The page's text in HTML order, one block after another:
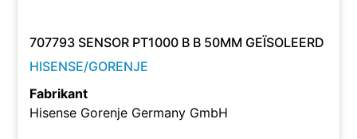
707793 SENSOR PT1000 B B 50MM GEÏSOLEERD
HISENSE/GORENJE
Fabrikant
Hisense Gorenje Germany GmbH